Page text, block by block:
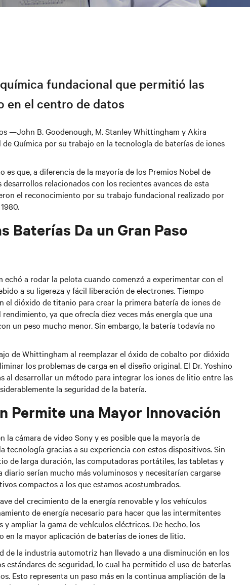
fundacional que permitió las
en el centro de datos
—John B. Goodenough, M. Stanley Whittingham y Akira
Química por su trabajo en la tecnología de baterías de iones
que, a diferencia de la mayoría de los Premios Nobel de
relacionados con los recientes avances de esta
el reconocimiento por su trabajo fundacional realizado por
Baterías Da un Gran Paso
echó a rodar la pelota cuando comenzó a experimentar con el
a su ligereza y fácil liberación de electrones. Tiempo
el dióxido de titanio para crear la primera batería de iones de
ya que ofrecía diez veces más energía que una
un peso mucho menor. Sin embargo, la batería todavía no
de Whittingham al reemplazar el óxido de cobalto por dióxido
los problemas de carga en el diseño original. El Dr. Yoshino
al desarrollar un método para integrar los iones de litio entre las
la seguridad de la batería.
Permite una Mayor Innovación
la cámara de video Sony y es posible que la mayoría de
tecnología gracias a su experiencia con estos dispositivos. Sin
de larga duración, las computadoras portátiles, las tabletas y
serían mucho más voluminosos y necesitarían cargarse
compactos a los que estamos acostumbrados.
del crecimiento de la energía renovable y los vehículos
de energía necesario para hacer que las intermitentes
y ampliar la gama de vehículos eléctricos. De hecho, los
la mayor aplicación de baterías de iones de litio.
de la industria automotriz han llevado a una disminución en los
estándares de seguridad, lo cual ha permitido el uso de baterías
Esto representa un paso más en la continua ampliación de la